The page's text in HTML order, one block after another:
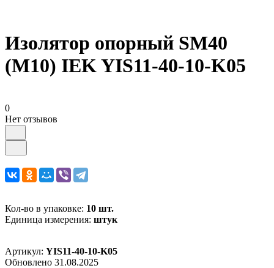
Изолятор опорный SM40
(М10) IEK YIS11-40-10-K05
0
Нет отзывов
Кол-во в упаковке: 10 шт.
Единица измерения: штук
Артикул: YIS11-40-10-K05
Обновлено 31.08.2025